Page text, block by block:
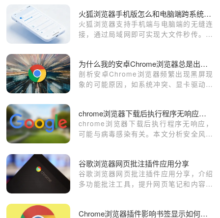
火狐浏览器手机版怎么和电脑端跨系统无线传大文件
火狐浏览器支持手机端与电脑端的无缝连
接，通过局域网即可实现大文件秒传。告
办公体验大幅提升。
为什么我的安卓Chrome浏览器总是出现黑屏
剖析安卓Chrome浏览器频繁出现黑屏现
象的可能原因，如系统冲突、显卡驱动问
chrome浏览器下载后执行程序无响应是否中病毒
chrome浏览器下载后执行程序无响应，
可能与病毒感染有关。本文分析安全风险
谷歌浏览器网页批注插件应用分享
谷歌浏览器网页批注插件应用分享，介绍
多功能批注工具，提升网页笔记和内容管
Chrome浏览器插件影响书签显示如何禁用干扰模块